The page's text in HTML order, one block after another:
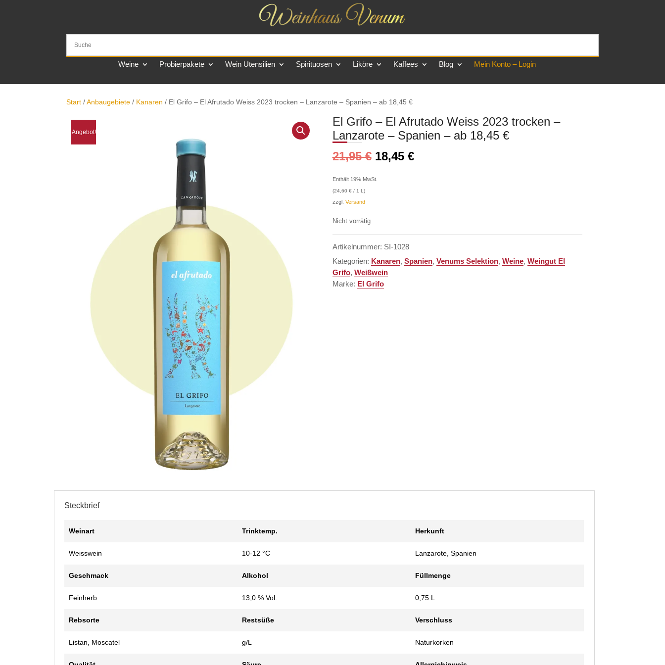
Weine Probierpakete Wein Utensilien Spirituosen Liköre Kaffees Blog Mein Konto – Login
Start /Anbaugebiete / Kanaren / El Grifo – El Afrutado Weiss 2023 trocken – Lanzarote – Spanien – ab 18,45 €
Angebot!
El Grifo – El Afrutado Weiss 2023 trocken –
Lanzarote – Spanien – ab 18,45 €
21,95€ Ursprünglicher
Preis
war:
18,45 €Aktueller
Enthält 19% MwSt.
(24,60 €/ 1 L)
zzgl. Versand
Nicht vorrätig
Artikelnummer: SI-1028
Kategorien: Kanaren, Spanien, Venums Selektion, Weine, Weingut El
Grifo, Weißwein
Marke: El Grifo
Steckbrief
Weinart Trinktemp. Herkunft
Weisswein 10-12 °C Lanzarote, Spanien
Geschmack Alkohol Füllmenge
Feinherb 13,0 % Vol. 0,75 L
Rebsorte Restsüße Verschluss
Listan, Moscatel g/L Naturkorken